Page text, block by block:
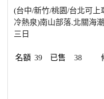
(台中/新竹/桃園/台北可
冷熱泉)南山部落.北關海
三日
39 38